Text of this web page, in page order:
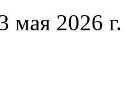
мая 2026 г.